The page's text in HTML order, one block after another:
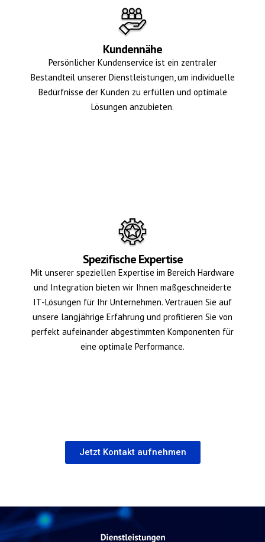
Kundennähe
Persönlicher Kundenservice ist ein zentraler
Bestandteil unserer Dienstleistungen, um individuelle
Bedürfnisse der Kunden zu erfüllen und optimale
Lösungen anzubieten.
Spezifische Expertise
Mit unserer speziellen Expertise im Bereich Hardware
und Integration bieten wir Ihnen maßgeschneiderte
IT-Lösungen für Ihr Unternehmen. Vertrauen Sie auf
unsere langjährige Erfahrung und profitieren Sie von
perfekt aufeinander abgestimmten Komponenten für
eine optimale Performance.
Jetzt Kontakt aufnehmen